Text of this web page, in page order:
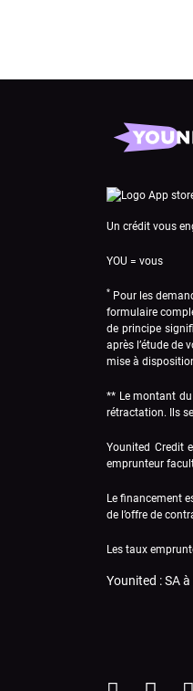
Un crédit vous
YOU = vous
* Pour les
formulaire
de principe
après l’étude de
mise à
** Le montant du
rétractation. Ils
Younited Credit
emprunteur
Le financement
de l’offre de
Les taux
Younited : SA